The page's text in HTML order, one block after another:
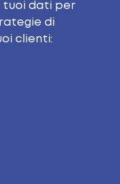
tuoi dati per
di
clienti: